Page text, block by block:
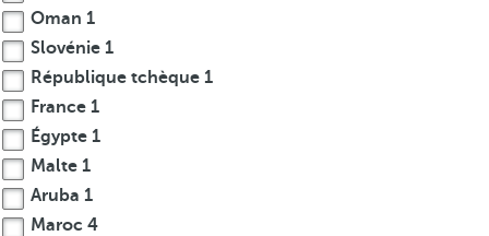
s
t
h
e
d
o
w
n
Oman 1
Slovénie 1
République tchèque 1
France 1
Égypte 1
Malte 1
Aruba 1
Maroc 4